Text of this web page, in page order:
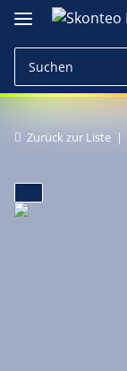
Zurück zur Liste